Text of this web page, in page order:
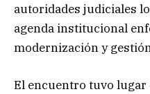
autoridades judiciales
agenda institucional
modernización y
El encuentro tuvo lugar